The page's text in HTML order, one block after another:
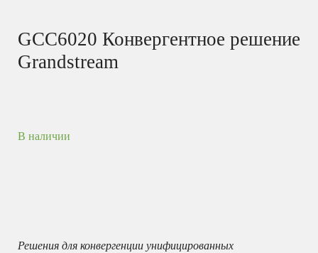
GCC6020 Конвергентное решение
Grandstream
В наличии
Решения для конвергенции унифицированных